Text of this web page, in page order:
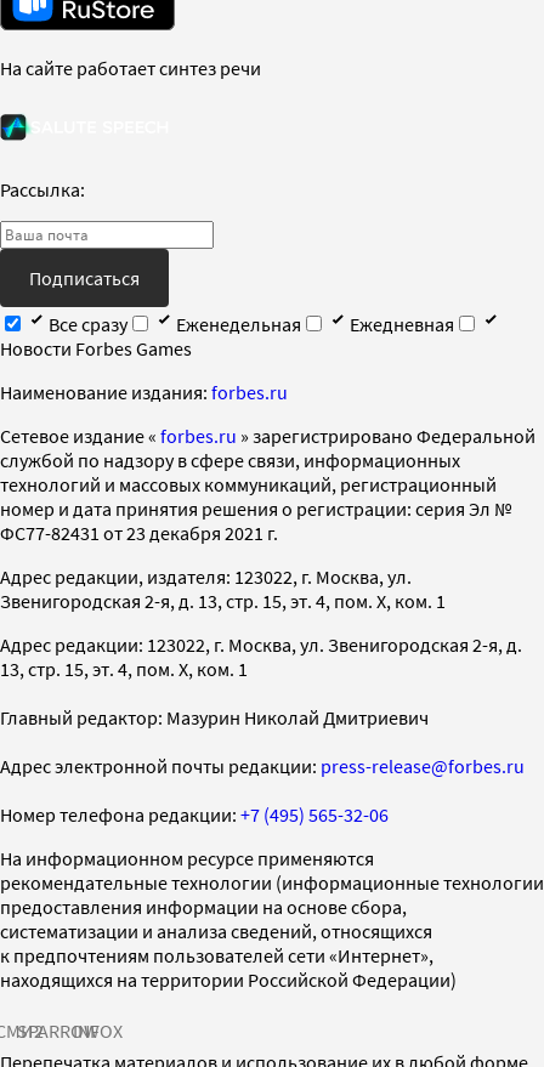
На сайте работает синтез речи
Рассылка:
Подписаться
Все сразу
Еженедельная
Ежедневная
Новости Forbes Games
Наименование издания: forbes.ru
Cетевое издание « forbes.ru » зарегистрировано Федеральной
службой по надзору в сфере связи, информационных
технологий и массовых коммуникаций, регистрационный
номер и дата принятия решения о регистрации: серия Эл №
ФС77-82431 от 23 декабря 2021 г.
Адрес редакции, издателя: 123022, г. Москва, ул.
Звенигородская 2-я, д. 13, стр. 15, эт. 4, пом. X, ком. 1
Адрес редакции: 123022, г. Москва, ул. Звенигородская 2-я, д.
13, стр. 15, эт. 4, пом. X, ком. 1
Главный редактор: Мазурин Николай Дмитриевич
Адрес электронной почты редакции: press-release@forbes.ru
Номер телефона редакции: +7 (495) 565-32-06
На информационном ресурсе применяются
рекомендательные технологии (информационные технологии
предоставления информации на основе сбора,
систематизации и анализа сведений, относящихся
к предпочтениям пользователей сети «Интернет»,
находящихся на территории Российской Федерации)
SPARROWINFOX
Перепечатка материалов и использование их в любой форме,